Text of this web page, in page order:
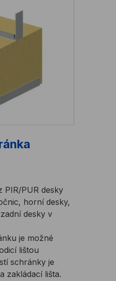
PIR/PUR desky
horní desky,
desky v
je možné
lištou
schránky je
zakládací lišta.